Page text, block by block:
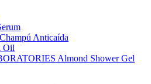
Anticaída
Oil
Almond Shower Gel